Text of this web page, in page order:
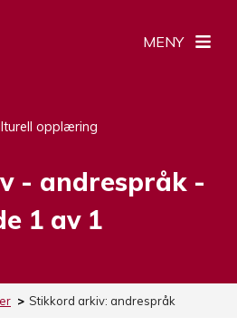
opplæring
MENY
- Stikkord:
andrespråk-
1 av 1
> Stikkord arkiv: andrespråk